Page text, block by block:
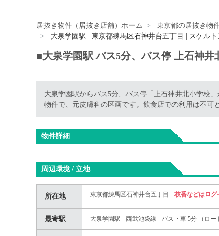
居抜き物件（居抜き店舗）ホーム 東京都の居抜き物
大泉学園駅 | 東京都練馬区石神井台五丁目 | スケル
■大泉学園駅 バス5分、バス停 上⽯神井
大泉学園駅からバス5分、バス停「上石神井北小学校
物件で、元皮膚科の区画です。飲食店での利用は不可
物件詳細
周辺環境 / 立地
所在地 東京都練馬区石神井台五丁目 枝番などはログ
最寄駅 大泉学園駅 西武池袋線 バス・車 5分 （ロー